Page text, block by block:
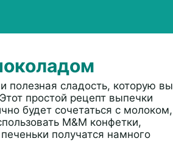
полезная сладость, которую вы
простой рецепт выпечки
будет сочетаться с молоком,
М&M конфетки,
получатся намного